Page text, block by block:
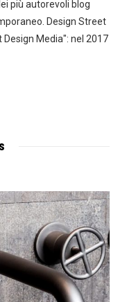
più autorevoli blog
Design Street
Media": nel 2017